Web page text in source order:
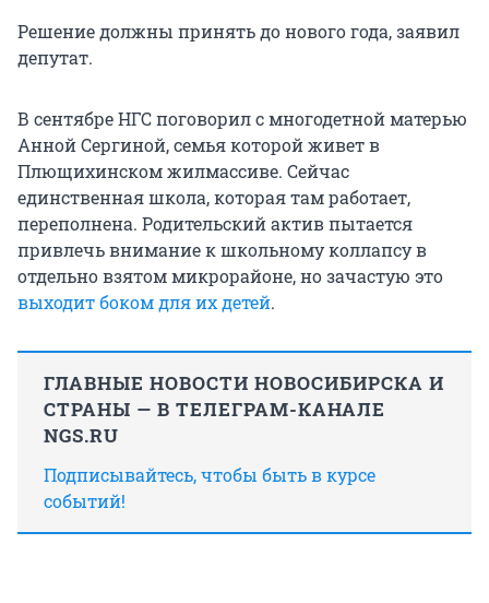
Решение должны принять до нового года, заявил
депутат.
В сентябре НГС поговорил с многодетной матерью
Анной Сергиной, семья которой живет в
Плющихинском жилмассиве. Сейчас
единственная школа, которая там работает,
переполнена. Родительский актив пытается
привлечь внимание к школьному коллапсу в
отдельно взятом микрорайоне, но зачастую это
выходит боком для их детей.
ГЛАВНЫЕ НОВОСТИ НОВОСИБИРСКА И
СТРАНЫ — В ТЕЛЕГРАМ-КАНАЛЕ
NGS.RU
Подписывайтесь, чтобы быть в курсе
событий!